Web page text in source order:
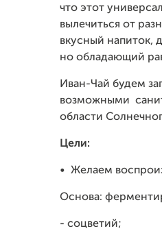
что этот
вылечиться от
вкусный напиток,
но обладающий
Иван-Чай будем
возможными
области
Цели:
• Желаем
Основа:
- соцветий;